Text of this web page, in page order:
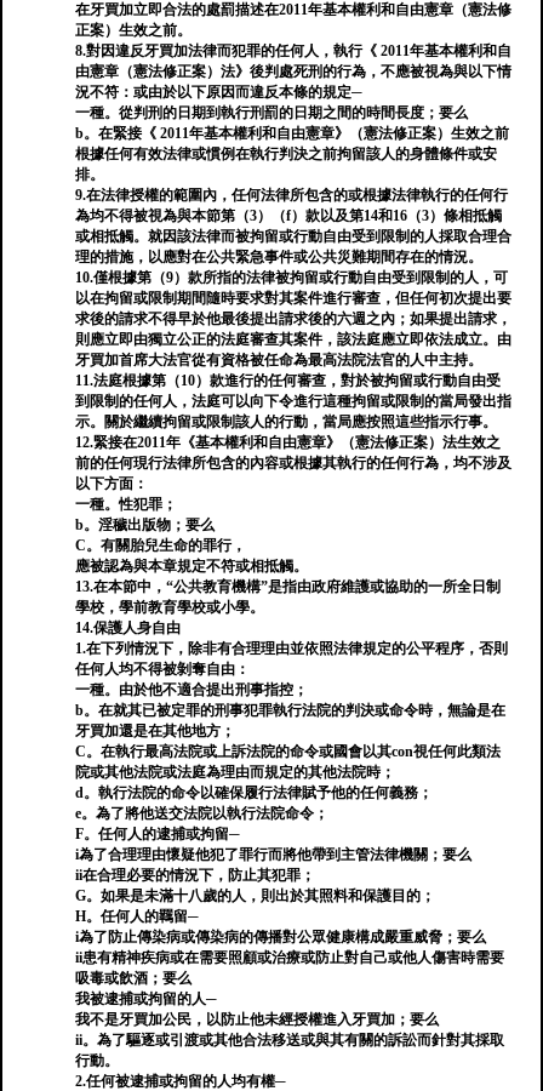
在牙買加立即合法的處罰描述在2011年基本權利和自由憲章（憲法修
正案）生效之前。
8.對因違反牙買加法律而犯罪的任何人，執行《 2011年基本權利和自
由憲章（憲法修正案）法》後判處死刑的行為，不應被視為與以下情
況不符：或由於以下原因而違反本條的規定─
一種。從判刑的日期到執行刑罰的日期之間的時間長度；要么
b。在緊接《 2011年基本權利和自由憲章》（憲法修正案）生效之前
根據任何有效法律或慣例在執行判決之前拘留該人的身體條件或安
排。
9.在法律授權的範圍內，任何法律所包含的或根據法律執行的任何行
為均不得被視為與本節第（3）（f）款以及第14和16（3）條相抵觸
或相抵觸。就因該法律而被拘留或行動自由受到限制的人採取合理合
理的措施，以應對在公共緊急事件或公共災難期間存在的情況。
10.僅根據第（9）款所指的法律被拘留或行動自由受到限制的人，可
以在拘留或限制期間隨時要求對其案件進行審查，但任何初次提出要
求後的請求不得早於他最後提出請求後的六週之內；如果提出請求，
則應立即由獨立公正的法庭審查其案件，該法庭應立即依法成立。由
牙買加首席大法官從有資格被任命為最高法院法官的人中主持。
11.法庭根據第（10）款進行的任何審查，對於被拘留或行動自由受
到限制的任何人，法庭可以向下令進行這種拘留或限制的當局發出指
示。關於繼續拘留或限制該人的行動，當局應按照這些指示行事。
12.緊接在2011年《基本權利和自由憲章》（憲法修正案）法生效之
前的任何現行法律所包含的內容或根據其執行的任何行為，均不涉及
以下方面：
一種。性犯罪；
b。淫穢出版物；要么
C。有關胎兒生命的罪行，
應被認為與本章規定不符或相抵觸。
13.在本節中，“公共教育機構”是指由政府維護或協助的一所全日制
學校，學前教育學校或小學。
14.保護人身自由
1.在下列情況下，除非有合理理由並依照法律規定的公平程序，否則
任何人均不得被剝奪自由：
一種。由於他不適合提出刑事指控；
b。在就其已被定罪的刑事犯罪執行法院的判決或命令時，無論是在
牙買加還是在其他地方；
C。在執行最高法院或上訴法院的命令或國會以其con視任何此類法
院或其他法院或法庭為理由而規定的其他法院時；
d。執行法院的命令以確保履行法律賦予他的任何義務；
e。為了將他送交法院以執行法院命令；
F。任何人的逮捕或拘留─
i為了合理理由懷疑他犯了罪行而將他帶到主管法律機關；要么
ii在合理必要的情況下，防止其犯罪；
G。如果是未滿十八歲的人，則出於其照料和保護目的；
H。任何人的羈留─
i為了防止傳染病或傳染病的傳播對公眾健康構成嚴重威脅；要么
ii患有精神疾病或在需要照顧或治療或防止對自己或他人傷害時需要
吸毒或飲酒；要么
我被逮捕或拘留的人─
我不是牙買加公民，以防止他未經授權進入牙買加；要么
ii。為了驅逐或引渡或其他合法移送或與其有關的訴訟而針對其採取
行動。
2.任何被逮捕或拘留的人均有權─